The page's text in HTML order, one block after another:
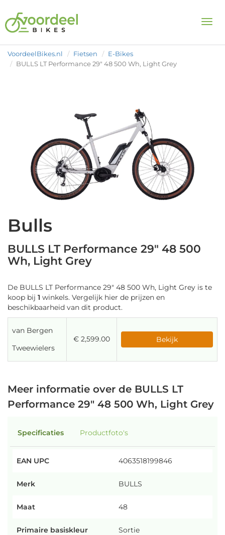
VoordeelBikes.nl Fietsen
E-Bikes
BULLS LT Performance 29" 48 500 Wh, Light Grey
Bulls
BULLS LT Performance 29" 48 500
Wh, Light Grey
De BULLS LT Performance 29" 48 500 Wh, Light Grey is te
koop bij 1 winkels. Vergelijk hier de prijzen en
beschikbaarheid van dit product.
van Bergen
Tweewielers
€ 2,599.00 Bekijk
Meer informatie over de BULLS LT
Performance 29" 48 500 Wh, Light Grey
Specificaties Productfoto's
EAN UPC 4063518199846
Merk BULLS
Maat 48
Primaire basiskleur Sortie